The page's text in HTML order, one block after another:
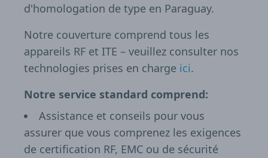
d'homologation de type en Paraguay.
Notre couverture comprend tous les
appareils RF et ITE – veuillez consulter nos
technologies prises en charge ici.
Notre service standard comprend:
Assistance et conseils pour vous
assurer que vous comprenez les exigences
de certification RF, EMC ou de sécurité